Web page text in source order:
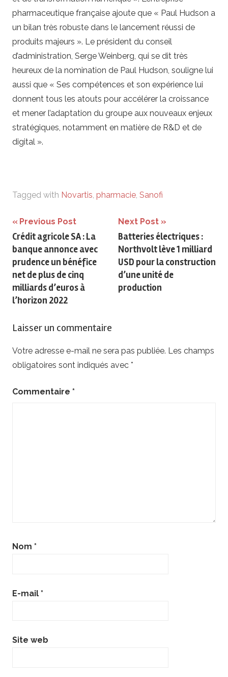
pharmaceutique française ajoute que « Paul Hudson a
un bilan très robuste dans le lancement réussi de
produits majeurs ». Le président du conseil
d’administration, Serge Weinberg, qui se dit très
heureux de la nomination de Paul Hudson, souligne lui
aussi que « Ses compétences et son expérience lui
donnent tous les atouts pour accélérer la croissance
et mener l’adaptation du groupe aux nouveaux enjeux
stratégiques, notamment en matière de R&D et de
digital ».
Tagged with Novartis, pharmacie, Sanofi
Navigation
de
l’article
Previous Post
Crédit agricole SA : La
banque annonce avec
prudence un bénéfice
net de plus de cinq
milliards d’euros à
l’horizon 2022
Next Post
Batteries électriques :
Northvolt lève 1 milliard
USD pour la construction
d’une unité de
production
Laisser un commentaire
Votre adresse e-mail ne sera pas publiée. Les champs
obligatoires sont indiqués avec *
Commentaire *
Nom *
E-mail *
Site web